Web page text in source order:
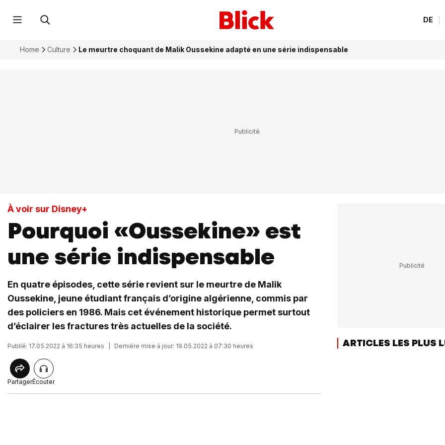
DE
Home Culture Le meurtre choquant de Malik Oussekine adapté en une série indispensable
À voir sur Disney+
Pourquoi «Oussekine» est
une série indispensable
En quatre épisodes, cette série revient sur le meurtre de Malik
Oussekine, jeune étudiant français d’origine algérienne, commis par
des policiers en 1986. Mais cet événement historique permet surtout
d’éclairer les fractures très actuelles de la société.
Publié: 17.05.2022 à 16:35 heures Dernière mise à jour: 19.05.2022 à 07:30 heures
PartagerÉcouter
ARTICLES LES PLUS